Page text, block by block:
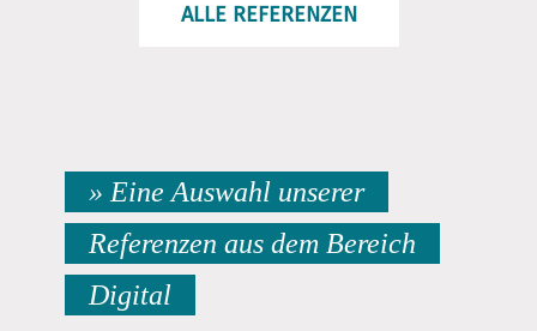
ALLE REFERENZEN
» Eine Auswahl unserer
Referenzen aus dem Bereich
Digital